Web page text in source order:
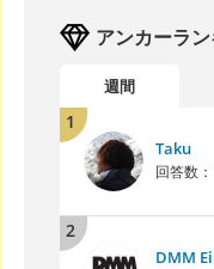
アンカーラ
週間
1
Taku
回答数：
2
DMM